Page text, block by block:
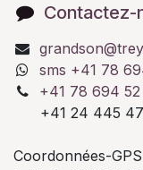
Contactez-
sms +41 78
+41 78 694
+41 24 445
Coordonnées-